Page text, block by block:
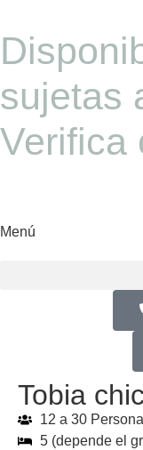
sujetas
Verifica
Menú
Tobia
12 a 30
5 (depende el